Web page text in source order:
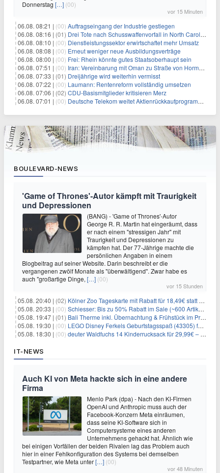
Donnerstag […] (00)
vor 15 Minuten
06.08. 08:21 | (00) Auftragseingang der Industrie gestiegen
06.08. 08:16 | (01) Drei Tote nach Schusswaffenvorfall in North Carolina
06.08. 08:10 | (00) Dienstleistungssektor erwirtschaftet mehr Umsatz
06.08. 08:08 | (00) Erneut weniger neue Ausbildungsverträge
06.08. 08:00 | (00) Frei: Rhein könnte gutes Staatsoberhaupt sein
06.08. 07:51 | (00) Iran: Vereinbarung mit Oman zu Straße von Hormus fast fertig
06.08. 07:33 | (01) Dreijährige wird weiterhin vermisst
06.08. 07:22 | (00) Laumann: Rentenreform vollständig umsetzen
06.08. 07:06 | (02) CDU-Basismitglieder kritisieren Merz
06.08. 07:01 | (00) Deutsche Telekom weitet Aktienrückkaufprogramm aus
BOULEVARD-NEWS
'Game of Thrones'-Autor kämpft mit Traurigkeit
und Depressionen
(BANG) - 'Game of Thrones'-Autor
George R. R. Martin hat eingeräumt, dass
er nach einem "stressigen Jahr" mit
Traurigkeit und Depressionen zu
kämpfen hat. Der 77-Jährige machte die
persönlichen Angaben in einem
Blogbeitrag auf seiner Website. Darin beschreibt er die
vergangenen zwölf Monate als "überwältigend". Zwar habe es
auch "großartige Dinge, […] (00)
vor 15 Stunden
05.08. 20:40 | (02) Kölner Zoo Tageskarte mit Rabatt für 18,49€ statt 29,50€ – einlösbar bis Dezember
05.08. 20:33 | (00) Schiesser: Bis zu 50% Rabatt im Sale (~600 Artikel zur Auswahl)
05.08. 19:47 | (01) Bali Therme inkl. Übernachtung & Frühstück im Premium Hotel (Bad Oeynhausen) ab 89€ p.P.
05.08. 19:30 | (00) LEGO Disney Ferkels Geburtstagsspaß (43305) für 29,10€
05.08. 18:30 | (00) deuter Waldfuchs 14 Kinderrucksack für 29,99€ – Amber-maple
IT-NEWS
Auch KI von Meta hackte sich in eine andere
Firma
Menlo Park (dpa) - Nach den KI-Firmen
OpenAI und Anthropic muss auch der
Facebook-Konzern Meta einräumen,
dass seine KI-Software sich in
Computersysteme eines anderen
Unternehmens gehackt hat. Ähnlich wie
bei einigen Vorfällen der beiden Rivalen lag das Problem auch
hier in einer Fehlkonfiguration des Systems bei demselben
Testpartner, wie Meta unter[…] (00)
vor 48 Minuten